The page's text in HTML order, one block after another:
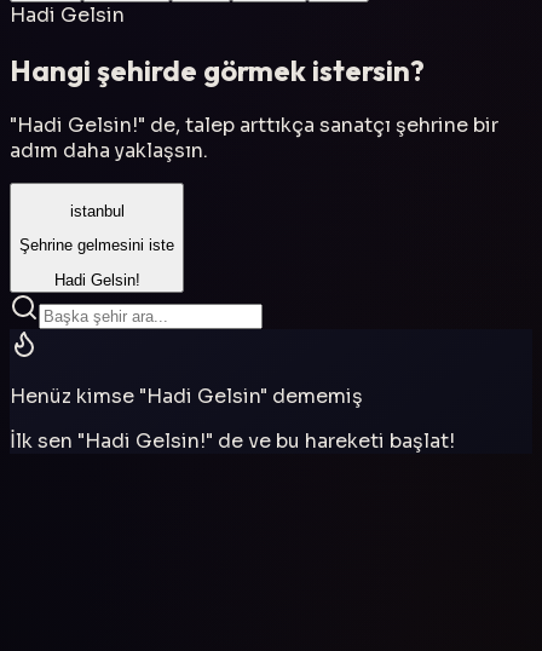
Hadi Gelsin
Hangi şehirde görmek istersin?
"Hadi Gelsin!" de, talep arttıkça sanatçı şehrine bir
adım daha yaklaşsın.
istanbul
Şehrine gelmesini iste
Hadi Gelsin!
Henüz kimse "Hadi Gelsin" dememiş
İlk sen "Hadi Gelsin!" de ve bu hareketi başlat!